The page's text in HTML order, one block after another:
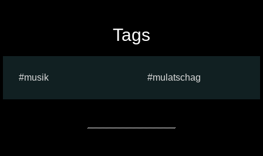
Tags
musik mulatschag